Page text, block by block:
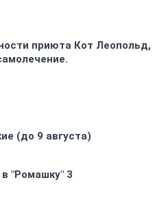
приюта Кот Леопольд,
(до 9 августа)
"Ромашку" 3